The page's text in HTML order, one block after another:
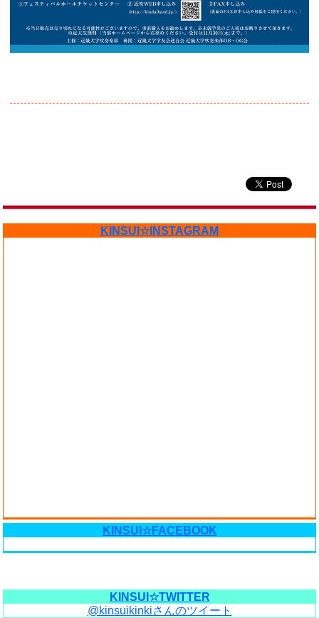
KINSUI☆INSTAGRAM
KINSUI☆FACEBOOK
KINSUI☆TWITTER
@kinsuikinkiさんのツイート